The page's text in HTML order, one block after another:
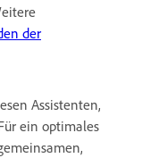
der
Assistenten,
ein optimales